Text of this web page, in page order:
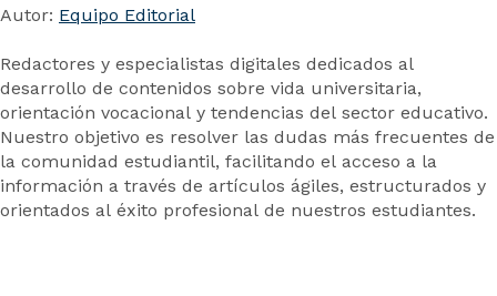
Autor: Equipo Editorial
Redactores y especialistas digitales dedicados al
desarrollo de contenidos sobre vida universitaria,
orientación vocacional y tendencias del sector educativo.
Nuestro objetivo es resolver las dudas más frecuentes de
la comunidad estudiantil, facilitando el acceso a la
información a través de artículos ágiles, estructurados y
orientados al éxito profesional de nuestros estudiantes.